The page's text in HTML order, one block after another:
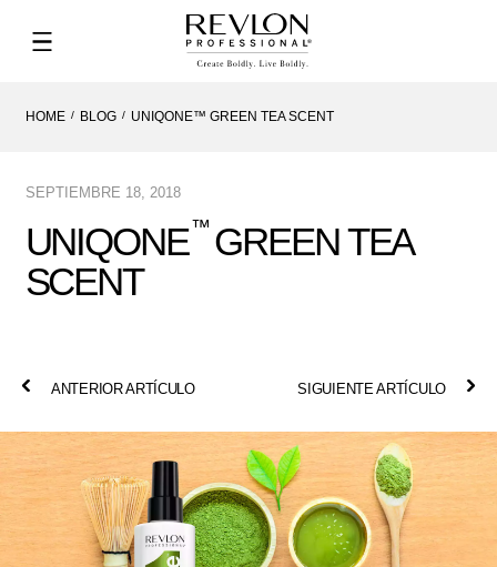
HOME BLOG UNIQONE™ GREEN TEA SCENT
UNIQONE™GREEN TEA
SCENT
SEPTIEMBRE 18, 2018
ANTERIOR ARTÍCULO SIGUIENTE ARTÍCULO